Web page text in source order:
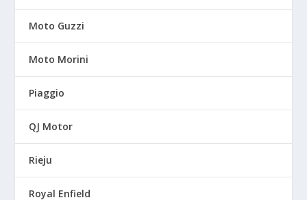
Moto Guzzi
Moto Morini
Piaggio
QJ Motor
Rieju
Royal Enfield